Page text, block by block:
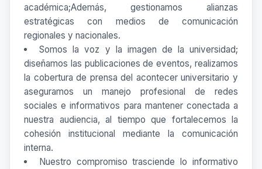
académica;Además, gestionamos alianzas
estratégicas con medios de comunicación
regionales y nacionales.
Somos la voz y la imagen de la universidad;
diseñamos las publicaciones de eventos, realizamos
la cobertura de prensa del acontecer universitario y
aseguramos un manejo profesional de redes
sociales e informativos para mantener conectada a
nuestra audiencia, al tiempo que fortalecemos la
cohesión institucional mediante la comunicación
interna.
Nuestro compromiso trasciende lo informativo